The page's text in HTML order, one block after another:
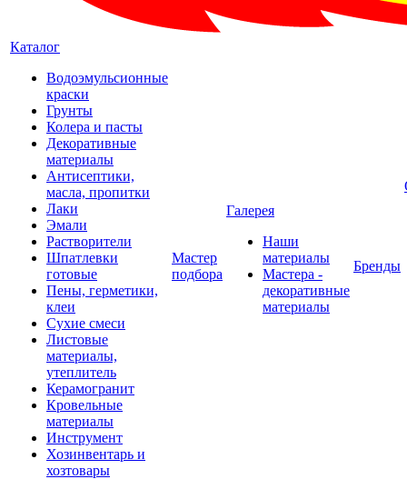
Каталог
Водоэмульсионные
краски
Грунты
Колера и пасты
Декоративные
материалы
Антисептики,
масла, пропитки
Лаки
Эмали
Растворители
Шпатлевки
готовые
Пены, герметики,
клеи
Сухие смеси
Листовые
материалы,
утеплитель
Керамогранит
Кровельные
материалы
Инструмент
Хозинвентарь и
хозтовары
Мастер
подбора
Галерея
Наши
материалы
Мастера -
декоративные
материалы
Бренды